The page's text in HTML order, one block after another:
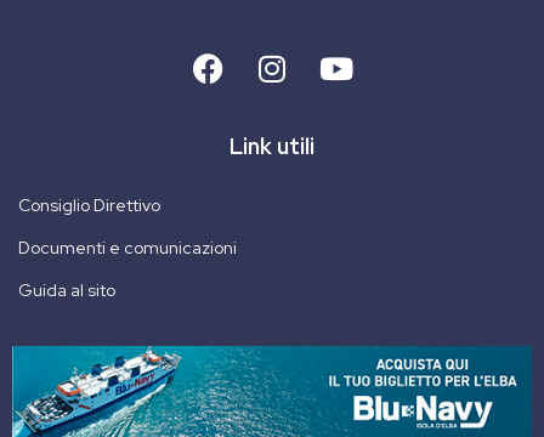
Link utili
Consiglio Direttivo
Documenti e comunicazioni
Guida al sito